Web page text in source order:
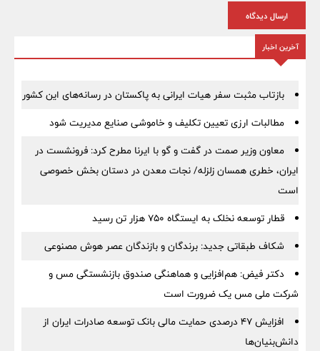
ارسال دیدگاه
آخرین اخبار
بازتاب مثبت سفر هیات ایرانی به پاکستان در رسانه‌های این کشور
مطالبات ارزی تعیین تکلیف و خاموشی صنایع مدیریت شود
معاون وزیر صمت در گفت و گو با ایرنا مطرح کرد: فرونشست در
ایران، خطری همسان زلزله/ نجات معدن در دستان بخش خصوصی
است
قطار توسعه نخلک به ایستگاه ۷۵۰ هزار تن رسید
شکاف طبقاتی جدید: برندگان و بازندگان عصر هوش مصنوعی
دکتر فیض: هم‌افزایی و هماهنگی صندوق بازنشستگی مس و
شرکت ملی مس یک ضرورت است
افزایش ۴۷ درصدی حمایت مالی بانک توسعه صادرات ایران از
دانش‌بنیان‌ها